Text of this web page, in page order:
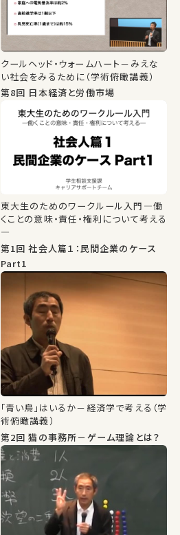
クールヘッド・ウォームハート－みえな
い社会をみるために（学術俯瞰講義）
第8回 日本経済と労働市場
東大生のためのワークルール入門―働
くことの意味・責任・権利について考える
―
第1回 社会人篇１：民間企業のケース
Part1
「青い鳥」はいるか－経済学で考える（学
術俯瞰講義）
第2回 猫の事務所－ゲーム理論とは？